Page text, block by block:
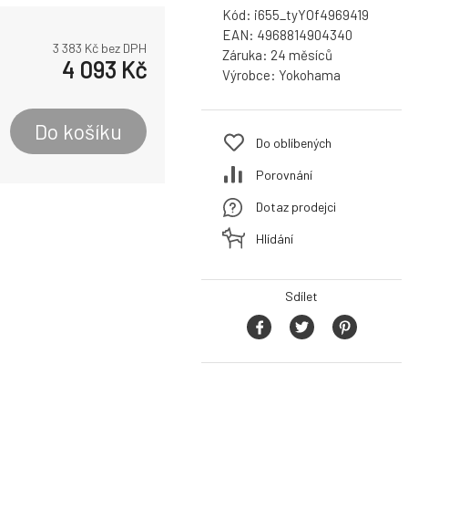
3 383 Kč bez DPH
4 093 Kč
Do košíku
Kód: i655_tyYOf4969419
EAN: 4968814904340
Záruka: 24 měsíců
Výrobce: Yokohama
Do oblíbených
Porovnání
Dotaz prodejci
Hlídání
Sdílet